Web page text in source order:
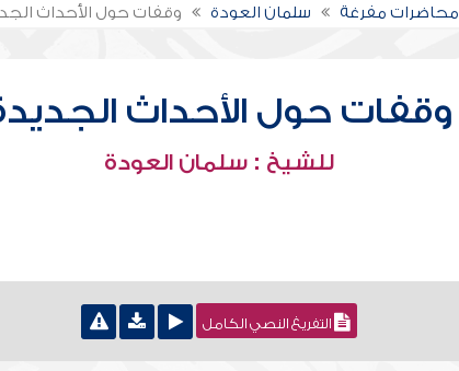
محاضرات مفرغة سلمان العودة وقفات حول الأحداث
وقفات حول الأحداث
للشيخ : سلمان العودة
التفريغ النصي الكامل